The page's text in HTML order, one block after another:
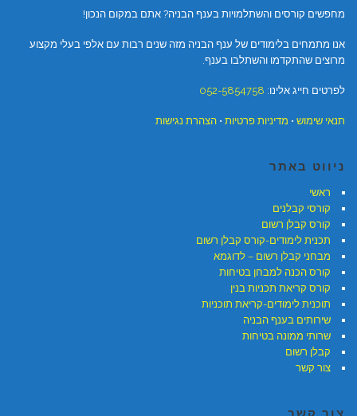
מחפשים קורסים והשתלמויות בענף הבניה? אתם במקום הנכון!
אנו מתמחים בלימודים של ענף הבניה מזה שנים רבות עם אלפי בעלי מקצוע
מרוצים שהתקדמו והשתלבו בענף.
לפרטים חייג אלינו: 052-5854758
תנאי שימוש • מדיניות פרטיות • הצהרת נגישות
ניווט באתר
ראשי
קורסי קבלנים
קורס קבלן רשום
תכנית לימודים-קורס קבלן רשום
מבחני קבלן רשום – לדוגמא
קורס הכנה למבחן בטיחות
קורס קריאת תכניות בנין
תוכנית לימודים-קריאת תוכניות
שירותים בענף הבניה
שרותי ממונה בטיחות
קבלן רשום
צור קשר